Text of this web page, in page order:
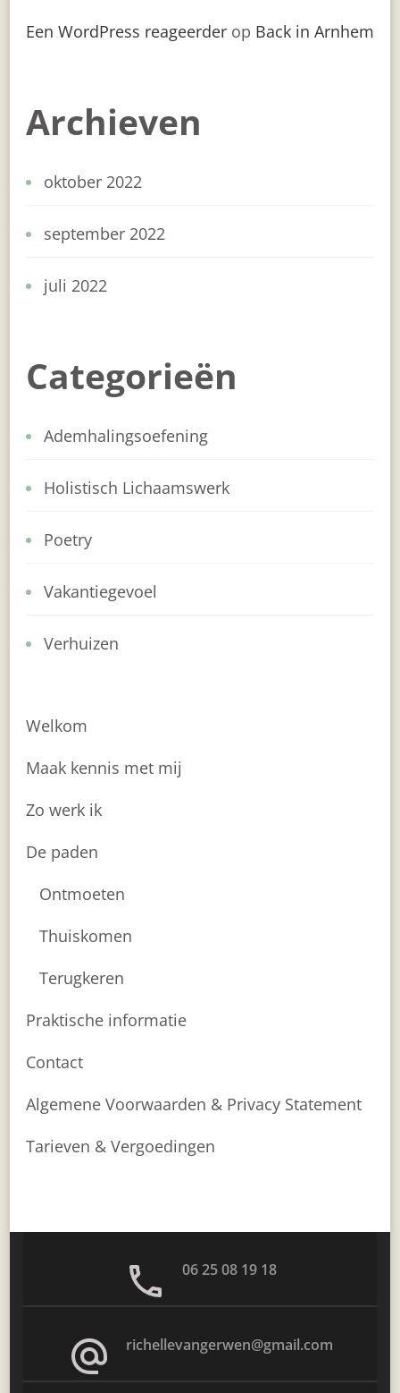
Een WordPress reageerder op Back in Arnhem
Archieven
oktober 2022
september 2022
juli 2022
Categorieën
Ademhalingsoefening
Holistisch Lichaamswerk
Poetry
Vakantiegevoel
Verhuizen
Welkom
Maak kennis met mij
Zo werk ik
De paden
Ontmoeten
Thuiskomen
Terugkeren
Praktische informatie
Contact
Algemene Voorwaarden & Privacy Statement
Tarieven & Vergoedingen
06 25 08 19 18
richellevangerwen@gmail.com